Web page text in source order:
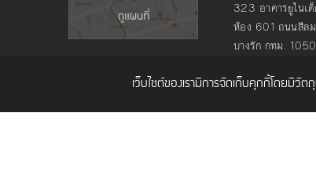
323 อาคารยูไนเ
ห้อง 601 ถนนสีล
บางรัก กทม.
เว็บไซต์ของเรามีการจัดเก็บคุกกี้โดยมีวัต